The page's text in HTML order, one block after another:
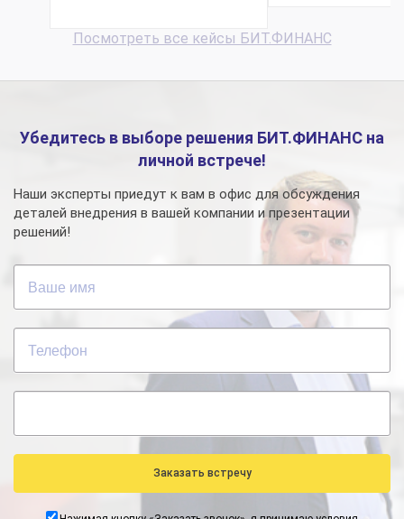
Посмотреть все кейсы БИТ.ФИНАНС
Убедитесь в выборе решения БИТ.ФИНАНС на
личной встрече!
Наши эксперты приедут к вам в офис для обсуждения
деталей внедрения в вашей компании и презентации
решений!